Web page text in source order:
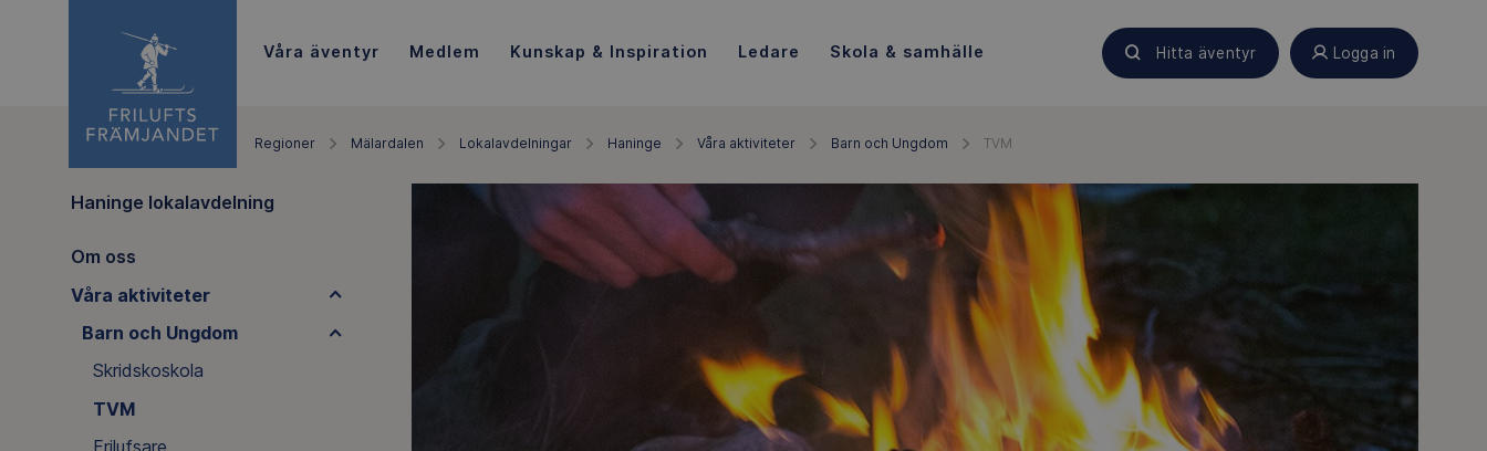
Våra äventyr Medlem Kunskap & Inspiration Ledare Skola & samhälle Hitta äventyr Logga in
Regioner Mälardalen Lokalavdelningar Haninge Våra aktiviteter Barn och Ungdom TVM
Haninge lokalavdelning
Om oss
Våra aktiviteter
Barn och Ungdom
Skridskoskola
TVM